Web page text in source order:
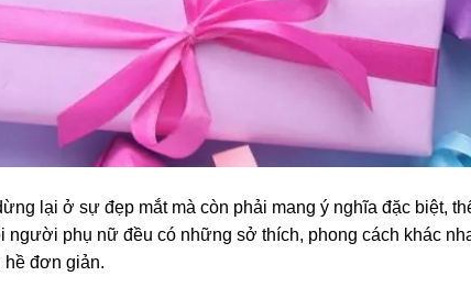
lại ở sự đẹp mắt mà còn phải mang ý nghĩa đặc biệt,
người phụ nữ đều có những sở thích, phong cách khác
hề đơn giản.